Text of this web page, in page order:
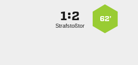
62’
:
Strafstoßtor